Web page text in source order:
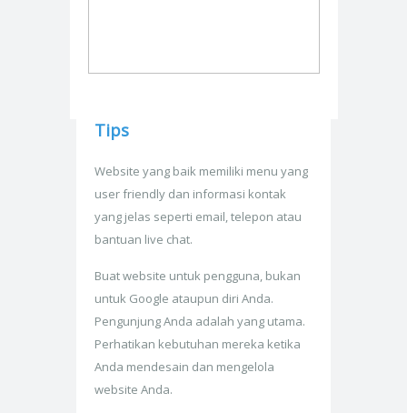
Tips
Website yang baik memiliki menu yang
user friendly dan informasi kontak
yang jelas seperti email, telepon atau
bantuan live chat.
Buat website untuk pengguna, bukan
untuk Google ataupun diri Anda.
Pengunjung Anda adalah yang utama.
Perhatikan kebutuhan mereka ketika
Anda mendesain dan mengelola
website Anda.